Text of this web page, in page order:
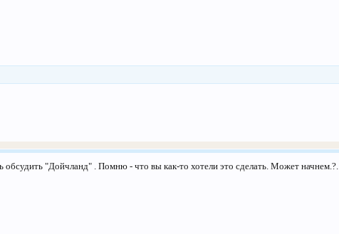
обсудить "Дойчланд" . Помню - что вы как-то хотели это сделать. Может начнем.?.